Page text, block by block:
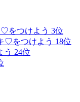
♡をつけよう 3位
♡をつけよう 18位
う 24位